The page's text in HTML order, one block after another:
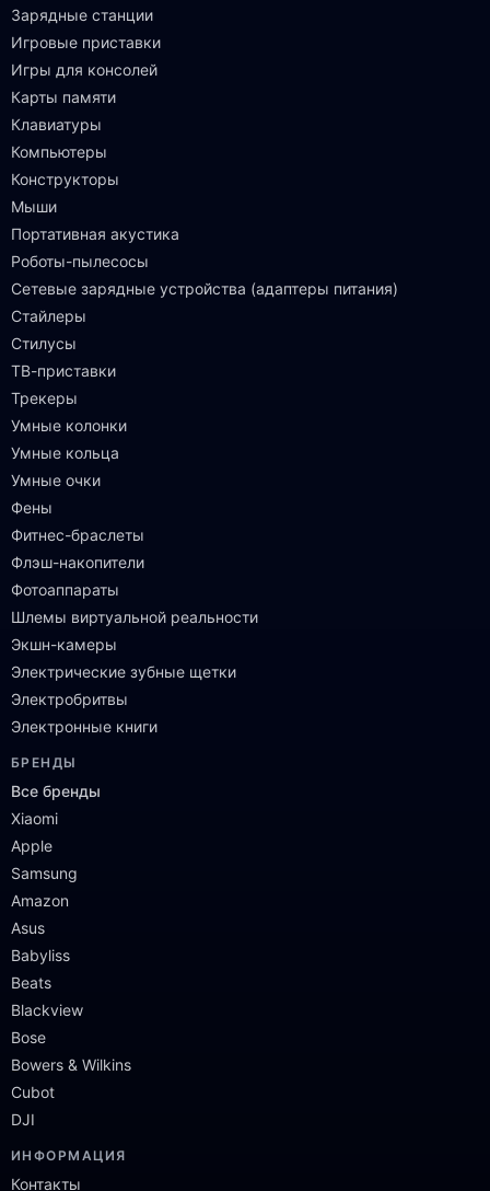
Зарядные станции
Игровые приставки
Игры для консолей
Карты памяти
Клавиатуры
Компьютеры
Конструкторы
Мыши
Портативная акустика
Роботы-пылесосы
Сетевые зарядные устройства (адаптеры питания)
Стайлеры
Стилусы
ТВ-приставки
Трекеры
Умные колонки
Умные кольца
Умные очки
Фены
Фитнес-браслеты
Флэш-накопители
Фотоаппараты
Шлемы виртуальной реальности
Экшн-камеры
Электрические зубные щетки
Электробритвы
Электронные книги
БРЕНДЫ
Все бренды
Xiaomi
Apple
Samsung
Amazon
Asus
Babyliss
Beats
Blackview
Bose
Bowers & Wilkins
Cubot
DJI
ИНФОРМАЦИЯ
Контакты